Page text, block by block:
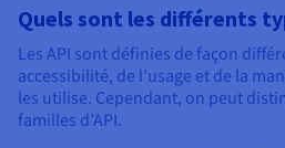
Quels sont les différents
Les API sont définies de façon
accessibilité, de l’usage et de la
les utilise. Cependant, on peut
familles d’API.